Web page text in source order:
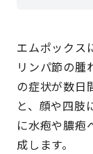
エムポックス
リンパ節の腫
の症状が数日
と、顔や四肢
に水疱や膿疱
成します。